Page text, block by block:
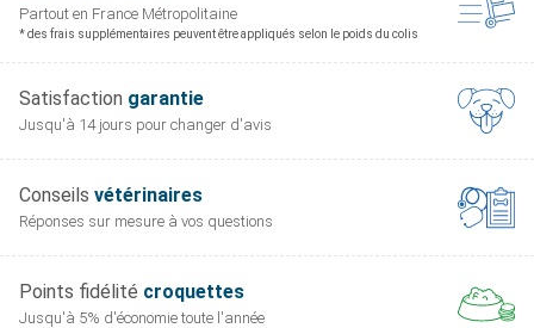
Partout en France Métropolitaine
* des frais supplémentaires peuvent être appliqués selon le poids du colis
Satisfaction garantie
Jusqu'à 14 jours pour changer d'avis
Conseils vétérinaires
Réponses sur mesure à vos questions
Points fidélité croquettes
Jusqu'à 5% d'économie toute l'année